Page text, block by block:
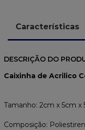
Características
DESCRIÇÃO DO
Caixinha de Acrilico
Tamanho: 2cm x 5cm x
Composição: